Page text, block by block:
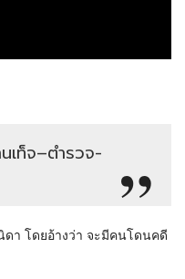
เท็จ–ตำรวจ-
ดา โดยอ้างว่า จะมีคนโดนคดี